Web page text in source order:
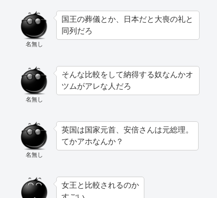
名無し
国王の葬儀とか、日本だと大喪の礼と
同列だろ
名無し
そんな比較をして納得する奴なんかオ
ツムがアレな人だろ
名無し
英国は国家元首、安倍さんは元総理。
てかアホなんか？
女王と比較されるのか